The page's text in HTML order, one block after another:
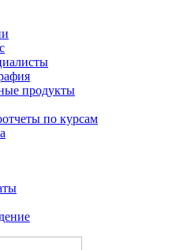
продукты
по курсам